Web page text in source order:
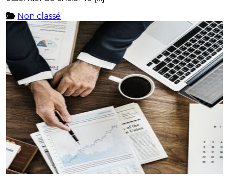
Non classé